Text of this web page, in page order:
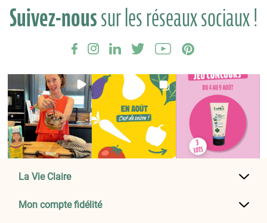
Suivez-noussur les réseaux sociaux !
La Vie Claire
Mon compte fidélité